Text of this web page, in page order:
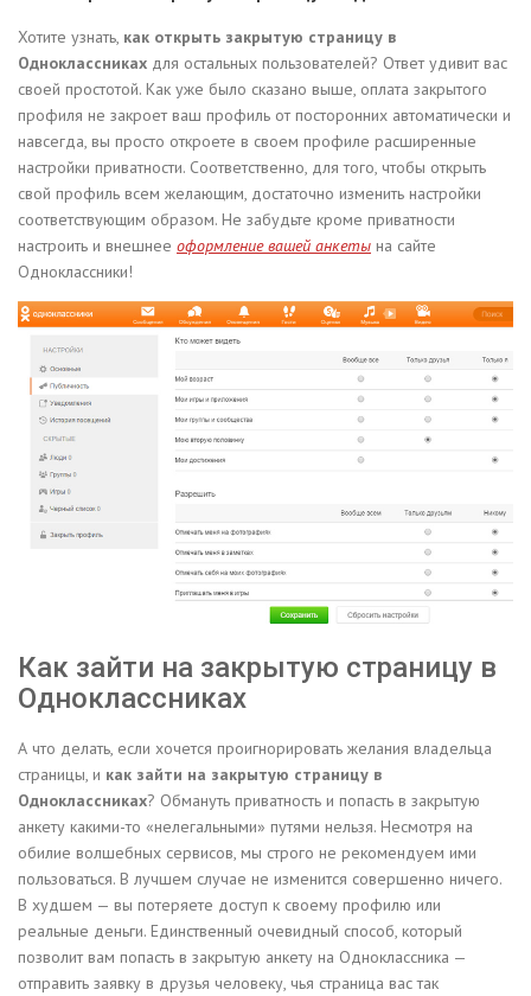
Хотите узнать, как открыть закрытую страницу в
Одноклассниках для остальных пользователей? Ответ удивит вас
своей простотой. Как уже было сказано выше, оплата закрытого
профиля не закроет ваш профиль от посторонних автоматически и
навсегда, вы просто откроете в своем профиле расширенные
настройки приватности. Соответственно, для того, чтобы открыть
свой профиль всем желающим, достаточно изменить настройки
соответствующим образом. Не забудьте кроме приватности
настроить и внешнее оформление вашей анкеты на сайте
Одноклассники!
Как зайти на закрытую страницу в
Одноклассниках
А что делать, если хочется проигнорировать желания владельца
страницы, и как зайти на закрытую страницу в
Одноклассниках? Обмануть приватность и попасть в закрытую
анкету какими-то «нелегальными» путями нельзя. Несмотря на
обилие волшебных сервисов, мы строго не рекомендуем ими
пользоваться. В лучшем случае не изменится совершенно ничего.
В худшем — вы потеряете доступ к своему профилю или
реальные деньги. Единственный очевидный способ, который
позволит вам попасть в закрытую анкету на Одноклассника —
отправить заявку в друзья человеку, чья страница вас так